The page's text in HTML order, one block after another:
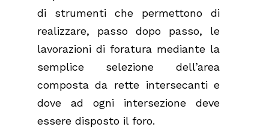
di strumenti che permettono di
realizzare, passo dopo passo, le
lavorazioni di foratura mediante la
semplice selezione dell’area
composta da rette intersecanti e
dove ad ogni intersezione deve
essere disposto il foro.